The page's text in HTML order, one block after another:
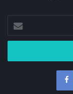
Posta
adresinizi